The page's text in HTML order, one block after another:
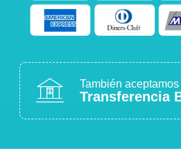
También aceptamos
Transferencia